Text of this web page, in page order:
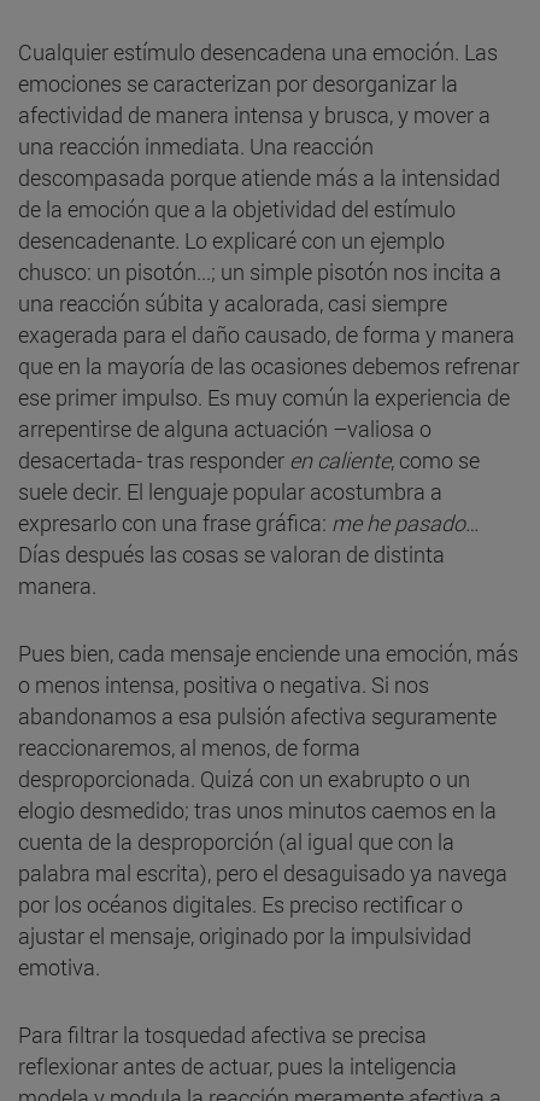
Cualquier estímulo desencadena una emoción. Las
emociones se caracterizan por desorganizar la
afectividad de manera intensa y brusca, y mover a
una reacción inmediata. Una reacción
descompasada porque atiende más a la intensidad
de la emoción que a la objetividad del estímulo
desencadenante. Lo explicaré con un ejemplo
chusco: un pisotón...; un simple pisotón nos incita a
una reacción súbita y acalorada, casi siempre
exagerada para el daño causado, de forma y manera
que en la mayoría de las ocasiones debemos refrenar
ese primer impulso. Es muy común la experiencia de
arrepentirse de alguna actuación –valiosa o
desacertada- tras responder en caliente, como se
suele decir. El lenguaje popular acostumbra a
expresarlo con una frase gráfica: me he pasado…
Días después las cosas se valoran de distinta
manera.
Pues bien, cada mensaje enciende una emoción, más
o menos intensa, positiva o negativa. Si nos
abandonamos a esa pulsión afectiva seguramente
reaccionaremos, al menos, de forma
desproporcionada. Quizá con un exabrupto o un
elogio desmedido; tras unos minutos caemos en la
cuenta de la desproporción (al igual que con la
palabra mal escrita), pero el desaguisado ya navega
por los océanos digitales. Es preciso rectificar o
ajustar el mensaje, originado por la impulsividad
emotiva.
Para filtrar la tosquedad afectiva se precisa
reflexionar antes de actuar, pues la inteligencia